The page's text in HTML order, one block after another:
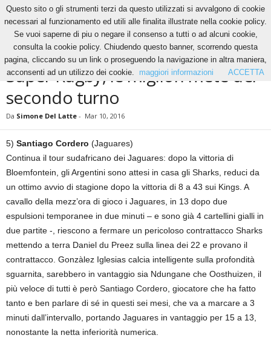
Altri Sport Super Rugby, le migliori mete del secondo turno
ALTRI SPORT RUGBY
Super Rugby, le migliori mete del
secondo turno
Da Simone Del Latte - Mar 10, 2016
5) Santiago Cordero (Jaguares)
Continua il tour sudafricano dei Jaguares: dopo la vittoria di
Bloemfontein, gli Argentini sono attesi in casa gli Sharks, reduci da
un ottimo avvio di stagione dopo la vittoria di 8 a 43 sui Kings. A
cavallo della mezz’ora di gioco i Jaguares, in 13 dopo due
espulsioni temporanee in due minuti – e sono già 4 cartellini gialli in
due partite -, riescono a fermare un pericoloso contrattacco Sharks
mettendo a terra Daniel du Preez sulla linea dei 22 e provano il
contrattacco. Gonzàlez Iglesias calcia intelligente sulla profondità
sguarnita, sarebbero in vantaggio sia Ndungane che Oosthuizen, il
più veloce di tutti è però Santiago Cordero, giocatore che ha fatto
tanto e ben parlare di sé in questi sei mesi, che va a marcare a 3
minuti dall’intervallo, portando Jaguares in vantaggio per 15 a 13,
nonostante la netta inferiorità numerica.
Questo sito o gli strumenti terzi da questo utilizzati si avvalgono di cookie
necessari al funzionamento ed utili alle finalita illustrate nella cookie policy.
Se vuoi saperne di piu o negare il consenso a tutti o ad alcuni cookie,
consulta la cookie policy. Chiudendo questo banner, scorrendo questa
pagina, cliccando su un link o proseguendo la navigazione in altra maniera,
acconsenti ad un utilizzo dei cookie.
maggiori informazioni ACCETTA